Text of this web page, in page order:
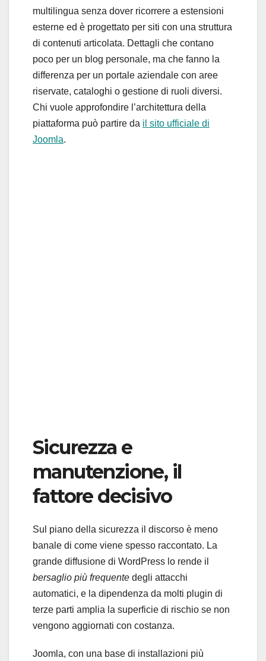
multilingua senza dover ricorrere a estensioni
esterne ed è progettato per siti con una struttura
di contenuti articolata. Dettagli che contano
poco per un blog personale, ma che fanno la
differenza per un portale aziendale con aree
riservate, cataloghi o gestione di ruoli diversi.
Chi vuole approfondire l’architettura della
piattaforma può partire da il sito ufficiale di
Joomla.
Sicurezza e
manutenzione, il
fattore decisivo
Sul piano della sicurezza il discorso è meno
banale di come viene spesso raccontato. La
grande diffusione di WordPress lo rende il
bersaglio più frequente degli attacchi
automatici, e la dipendenza da molti plugin di
terze parti amplia la superficie di rischio se non
vengono aggiornati con costanza.
Joomla, con una base di installazioni più